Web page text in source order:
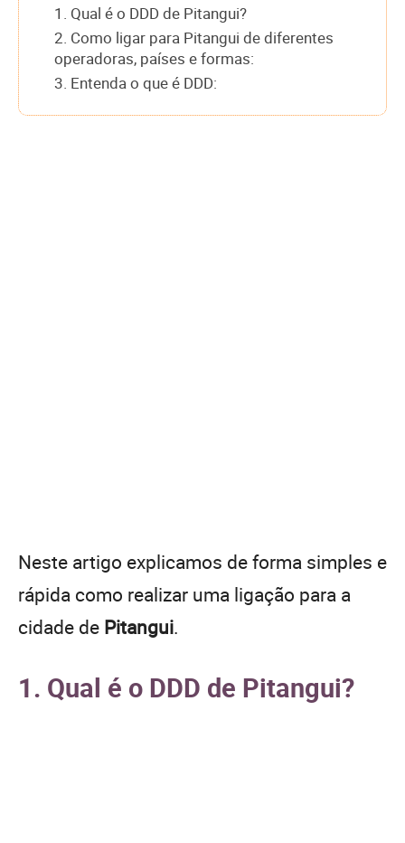
1. Qual é o DDD de Pitangui?
2. Como ligar para Pitangui de diferentes
operadoras, países e formas:
3. Entenda o que é DDD:
Neste artigo explicamos de forma simples e
rápida como realizar uma ligação para a
cidade de Pitangui.
1. Qual é o DDD de Pitangui?